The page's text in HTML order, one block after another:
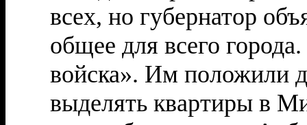
всех, но губернатор
общее для всего
войска». Им положили
выделять квартиры в